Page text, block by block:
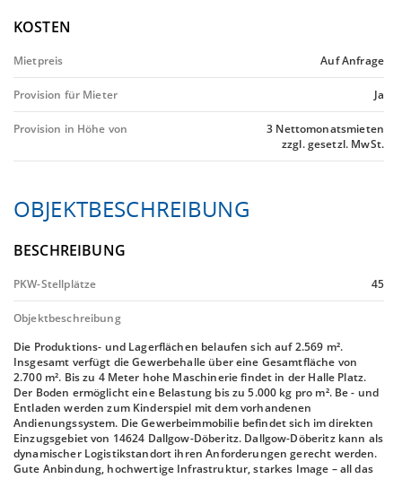
KOSTEN
Mietpreis Auf Anfrage
Provision für Mieter Ja
Provision in Höhe von
3 Nettomonatsmieten
zzgl. gesetzl. MwSt.
OBJEKTBESCHREIBUNG
BESCHREIBUNG
PKW-Stellplätze 45
Objektbeschreibung
Die Produktions- und Lagerflächen belaufen sich auf 2.569 m².
Insgesamt verfügt die Gewerbehalle über eine Gesamtfläche von
2.700 m². Bis zu 4 Meter hohe Maschinerie findet in der Halle Platz.
Der Boden ermöglicht eine Belastung bis zu 5.000 kg pro m². Be - und
Entladen werden zum Kinderspiel mit dem vorhandenen
Andienungssystem. Die Gewerbeimmobilie befindet sich im direkten
Einzugsgebiet von 14624 Dallgow-Döberitz. Dallgow-Döberitz kann als
dynamischer Logistikstandort ihren Anforderungen gerecht werden.
Gute Anbindung, hochwertige Infrastruktur, starkes Image – all das